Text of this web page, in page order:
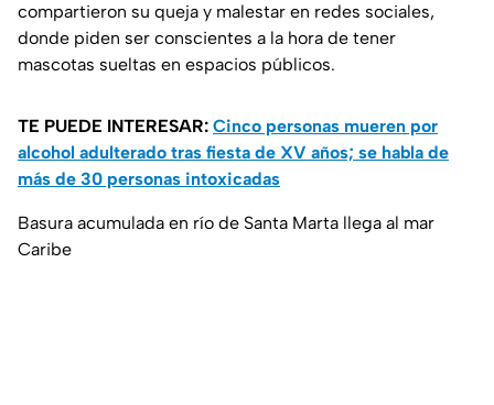
compartieron su queja y malestar en redes sociales,
donde piden ser conscientes a la hora de tener
mascotas sueltas en espacios públicos.
TE PUEDE INTERESAR: Cinco personas mueren por
alcohol adulterado tras fiesta de XV años; se habla de
más de 30 personas intoxicadas
Basura acumulada en río de Santa Marta llega al mar
Caribe